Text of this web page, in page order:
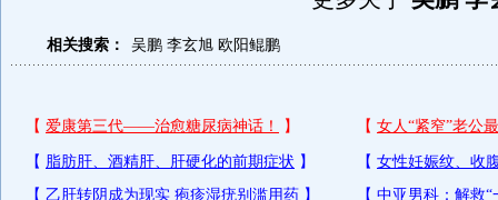
相关搜索： 吴鹏 李玄旭 欧阳鲲鹏